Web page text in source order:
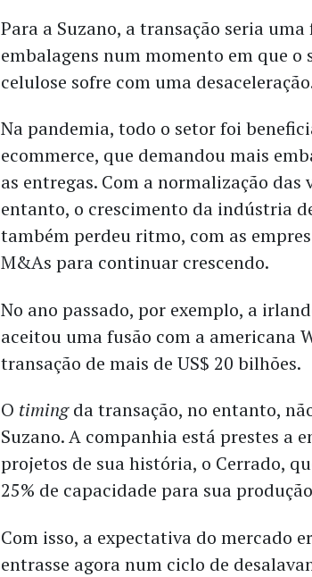
Para a Suzano, a transação seria
embalagens num momento em que o
celulose sofre com uma
Na pandemia, todo o setor foi
ecommerce, que demandou mais
as entregas. Com a normalização das
entanto, o crescimento da indústria
também perdeu ritmo, com as
M&As para continuar crescendo.
No ano passado, por exemplo, a
aceitou uma fusão com a americana
transação de mais de US$ 20 bilhões.
O timingda transação, no entanto,
Suzano. A companhia está prestes a
projetos de sua história, o Cerrado,
25% de capacidade para sua
Com isso, a expectativa do mercado
entrasse agora num ciclo de